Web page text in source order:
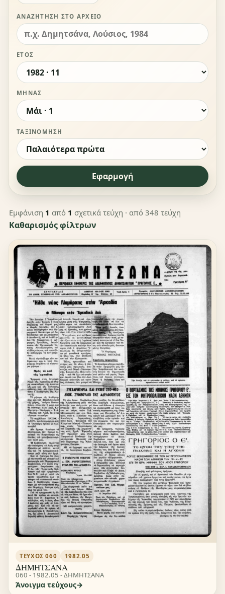
ΑΝΑΖΉΤΗΣΗ ΣΤΟ ΑΡΧΕΊΟ
ΈΤΟΣ
ΜΉΝΑΣ
ΤΑΞΙΝΌΜΗΣΗ
Εφαρμογή
Εμφάνιση 1 από 1 σχετικά τεύχη · από 348 τεύχη
Καθαρισμός φίλτρων
ΤΕΎΧΟΣ 060 1982.05
ΔΗΜΗΤΣΑΝΑ
060 - 1982.05 - ΔΗΜΗΤΣΑΝΑ
Άνοιγμα τεύχους